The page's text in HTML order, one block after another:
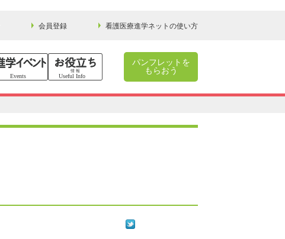
会員登録 看護医療進学ネットの使い方
パンフレットを
もらおう